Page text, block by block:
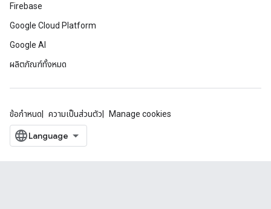
Firebase
Google Cloud Platform
Google AI
ผลิตภัณฑ์ทั้งหมด
ข้อกำหนด ความเป็นส่วนตัว Manage cookies